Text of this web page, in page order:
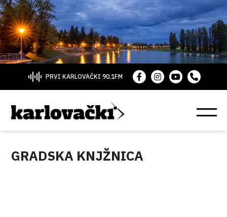
PRVI KARLOVAČKI 90.1FM
GRADSKA KNJŽNICA